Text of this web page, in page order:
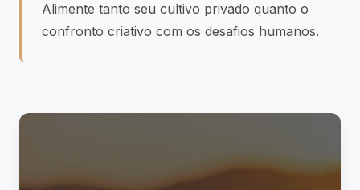
Alimente tanto seu cultivo privado quanto o
confronto criativo com os desafios humanos.